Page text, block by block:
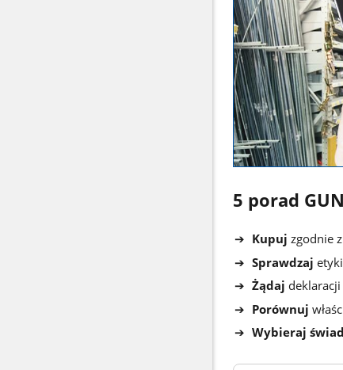
5 porad
➔ Kupuj zgodnie
➔ Sprawdzaj
➔ Żądaj
➔ Porównuj
➔ Wybieraj